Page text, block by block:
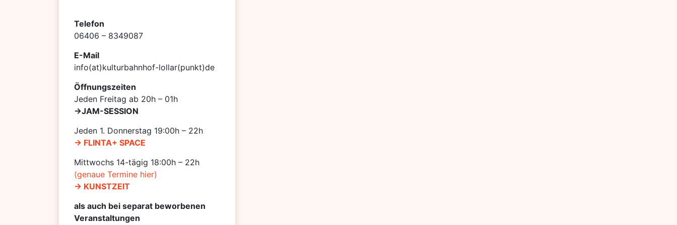
Telefon
06406 – 8349087
E-Mail
info(at)kulturbahnhof-lollar(punkt)de
Öffnungszeiten
Jeden Freitag ab 20h – 01h
->JAM-SESSION
Jeden 1. Donnerstag 19:00h – 22h
-> FLINTA+ SPACE
Mittwochs 14-tägig 18:00h – 22h
(genaue Termine hier)
-> KUNSTZEIT
als auch bei separat beworbenen
Veranstaltungen